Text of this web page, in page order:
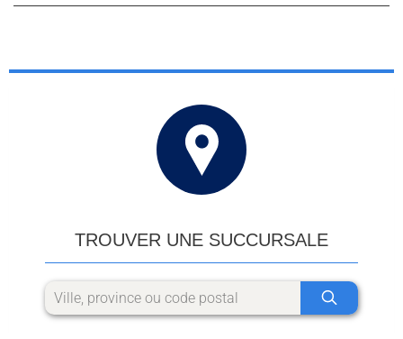
TROUVER UNE SUCCURSALE